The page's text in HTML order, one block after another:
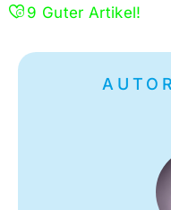
9 Guter Artikel!